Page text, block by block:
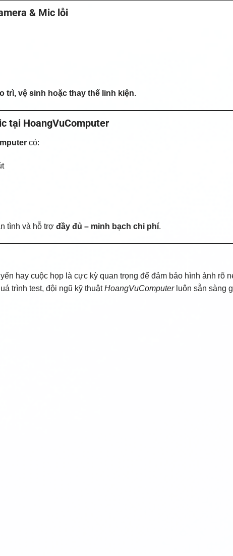
& Mic lỗi
trì, vệ sinh hoặc thay thế linh kiện.
tại HoangVuComputer
có:
tình và hỗ trợ đầy đủ – minh bạch chi phí.
hay cuộc họp là cực kỳ quan trọng để đảm bảo hình ảnh rõ
trình test, đội ngũ kỹ thuậtHoangVuComputerluôn sẵn sàng